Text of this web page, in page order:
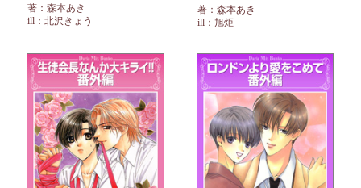
著：森本あき
ill：北沢きょう
著：森本あき
ill：旭炬